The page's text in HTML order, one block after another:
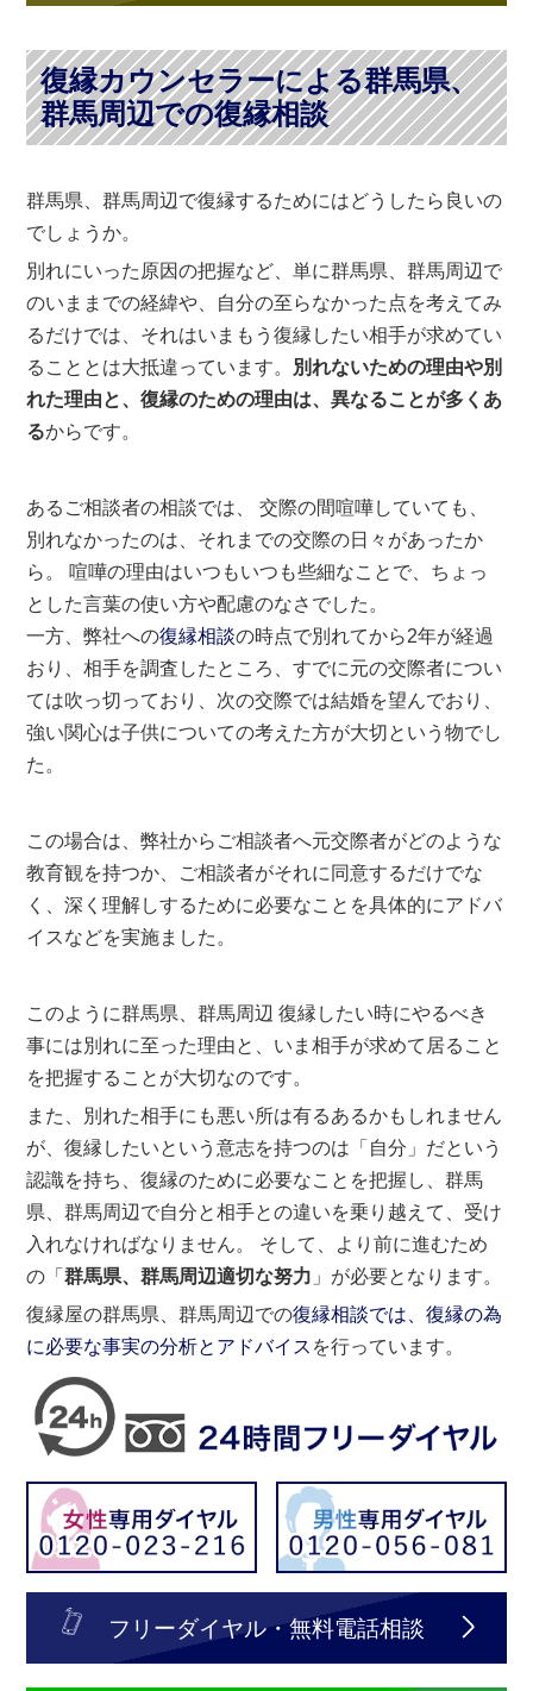
復縁カウンセラーによる群馬県、
群馬周辺での復縁相談
群馬県、群馬周辺で復縁するためにはどうしたら良いの
でしょうか。
別れにいった原因の把握など、単に群馬県、群馬周辺で
のいままでの経緯や、自分の至らなかった点を考えてみ
るだけでは、それはいまもう復縁したい相手が求めてい
ることとは大抵違っています。 別れないための理由や別
れた理由と、復縁のための理由は、異なることが多くあ
るからです。
あるご相談者の相談では、 交際の間喧嘩していても、
別れなかったのは、それまでの交際の日々があったか
ら。 喧嘩の理由はいつもいつも些細なことで、ちょっ
とした言葉の使い方や配慮のなさでした。
一方、弊社への復縁相談の時点で別れてから2年が経過
おり、相手を調査したところ、すでに元の交際者につい
ては吹っ切っており、次の交際では結婚を望んでおり、
強い関心は子供についての考えた方が大切という物でし
た。
この場合は、弊社からご相談者へ元交際者がどのような
教育観を持つか、ご相談者がそれに同意するだけでな
く、深く理解しするために必要なことを具体的にアドバ
イスなどを実施ました。
このように群馬県、群馬周辺 復縁したい時にやるべき
事には別れに至った理由と、いま相手が求めて居ること
を把握することが大切なのです。
また、別れた相手にも悪い所は有るあるかもしれません
が、復縁したいという意志を持つのは「自分」だという
認識を持ち、復縁のために必要なことを把握し、群馬
県、群馬周辺で自分と相手との違いを乗り越えて、受け
入れなければなりません。 そして、より前に進むため
の「群馬県、群馬周辺適切な努力 」が必要となります。
復縁屋の群馬県、群馬周辺での復縁相談では、復縁の為
に必要な事実の分析とアドバイス を行っています。
フリーダイヤル・無料電話相談